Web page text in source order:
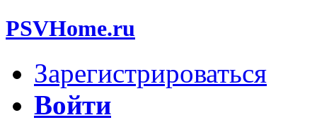
PSVHome.ru
Зарегистрироваться
Войти